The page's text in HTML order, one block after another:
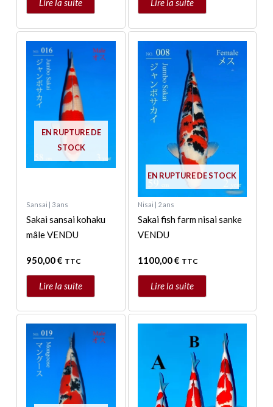
Lire la suite Lire la suite
EN RUPTURE DE
STOCK
Sansai | 3 ans
Sakai sansai kohaku
mâle VENDU
950,00€ TTC
Lire la suite
EN RUPTURE DE STOCK
Nisai | 2 ans
Sakai fish farm nisai sanke
VENDU
1100,00€ TTC
Lire la suite
Ce
plusieurs
variations.